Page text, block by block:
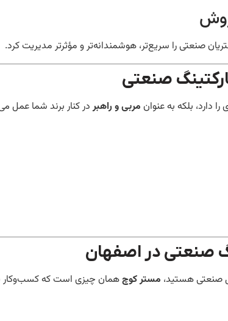
صنعتی
دارد، بلکه به عنوان مربی و راهبردر کنار برند شما عمل
صنعتی در اصفهان
صنعتی هستید، مستر کوچهمان چیزی است که کسب‌وکار